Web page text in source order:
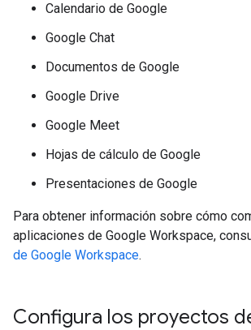
Calendario de Google
Google Chat
Documentos de Google
Google Drive
Google Meet
Hojas de cálculo de Google
Presentaciones de Google
Para obtener información sobre cómo
aplicaciones de Google Workspace,
de Google Workspace.
Configura los proyectos